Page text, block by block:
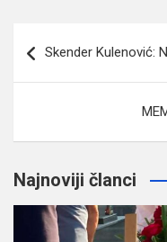
članaka
Skender Kulenović:
Najnoviji članci